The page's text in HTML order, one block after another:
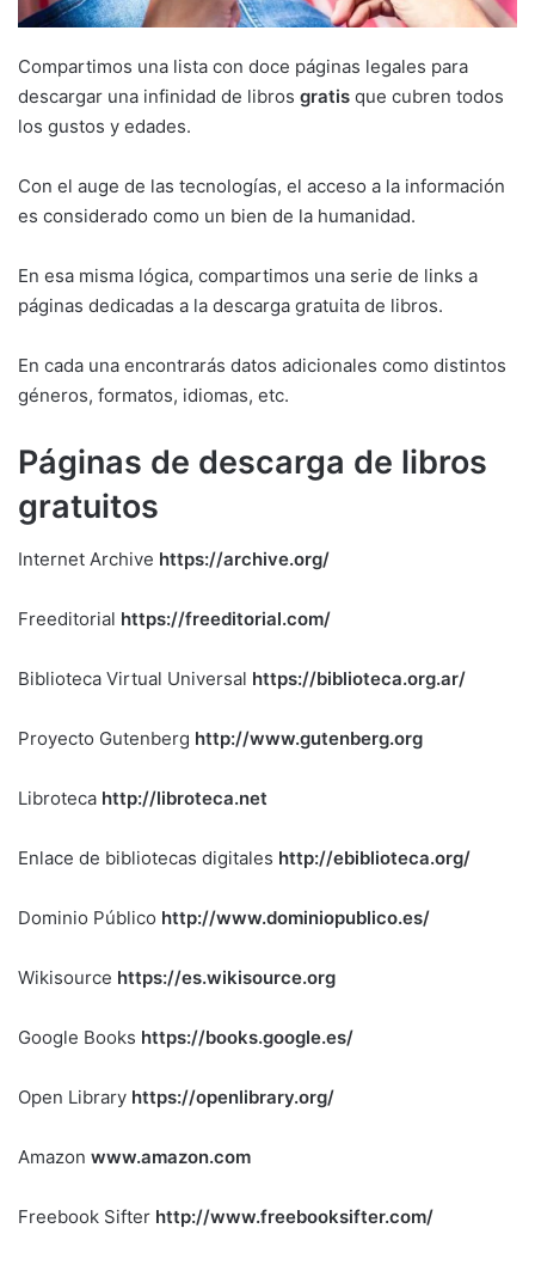
Compartimos una lista con doce páginas legales para
descargar una infinidad de libros gratis que cubren todos
los gustos y edades.
Con el auge de las tecnologías, el acceso a la información
es considerado como un bien de la humanidad.
En esa misma lógica, compartimos una serie de links a
páginas dedicadas a la descarga gratuita de libros.
En cada una encontrarás datos adicionales como distintos
géneros, formatos, idiomas, etc.
Páginas de descarga de libros
gratuitos
Internet Archive https://archive.org/
Freeditorial https://freeditorial.com/
Biblioteca Virtual Universal https://biblioteca.org.ar/
Proyecto Gutenberg http://www.gutenberg.org
Libroteca http://libroteca.net
Enlace de bibliotecas digitales http://ebiblioteca.org/
Dominio Público http://www.dominiopublico.es/
Wikisource https://es.wikisource.org
Google Books https://books.google.es/
Open Library https://openlibrary.org/
Amazon www.amazon.com
Freebook Sifter http://www.freebooksifter.com/